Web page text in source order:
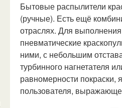
Бытовые распылители
(ручные). Есть ещё
отраслях. Для
пневматические
ними, с небольшим
турбинного нагнетателя
равномерности покраски,
пользователя,